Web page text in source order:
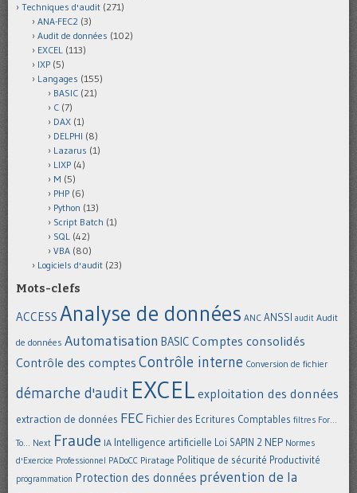
Techniques d'audit (271)
ANA-FEC2 (3)
Audit de données (102)
EXCEL (113)
IXP (5)
Langages (155)
BASIC (21)
C (7)
DAX (1)
DELPHI (8)
Lazarus (1)
LIXP (4)
M (5)
PHP (6)
Python (13)
Script Batch (1)
SQL (42)
VBA (80)
Logiciels d'audit (23)
Mots-clefs
ACCESS Analyse de données ANC ANSSI audit Audit
de données Automatisation BASIC Comptes consolidés
Contrôle des comptes Contrôle interne Conversion de fichier
démarche d'audit EXCEL exploitation des données
extraction de données FEC Fichier des Ecritures Comptables filtres For...
To... Next Fraude IA Intelligence artificielle Loi SAPIN 2 NEP Normes
d'Exercice Professionnel PADoCC Piratage Politique de sécurité Productivité
programmation Protection des données prévention de la